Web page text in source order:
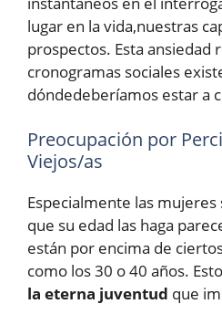
lugar en la vida,nuestras
prospectos. Esta ansiedad
cronogramas sociales
dóndedeberíamos estar a
Preocupación por
Viejos/as
Especialmente las
que su edad las haga
están por encima de
como los 30 o 40 años.
la eterna juventud que